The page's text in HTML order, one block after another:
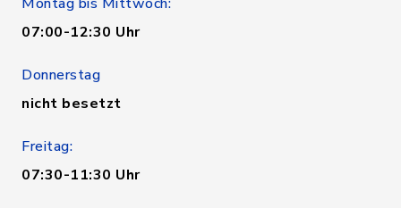
07:00-12:30 Uhr
Donnerstag
nicht besetzt
Freitag:
07:30-11:30 Uhr